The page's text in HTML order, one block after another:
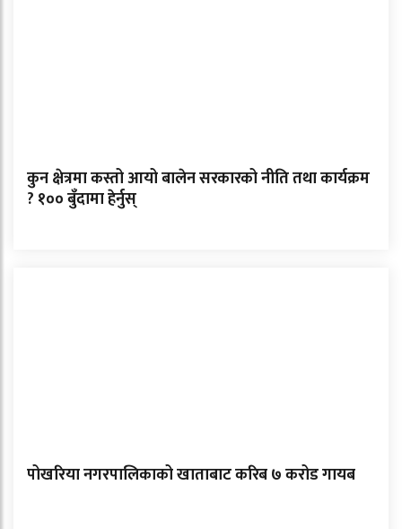
कुन क्षेत्रमा कस्तो आयो बालेन सरकारको नीति तथा कार्यक्रम
? १०० बुँदामा हेर्नुस्
पोखरिया नगरपालिकाको खाताबाट करिब ७ करोड गायब